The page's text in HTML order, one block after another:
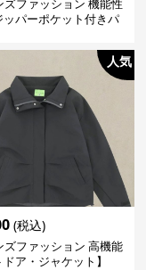
ズファッション 機能性
ッパーポケット付きパ
人気
(税込)
ズファッション 高機能
ドア・ジャケット】